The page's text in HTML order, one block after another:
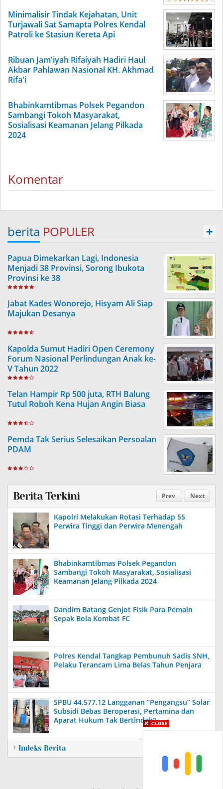
Minimalisir Tindak Kejahatan, Unit
Turjawali Sat Samapta Polres Kendal
Patroli ke Stasiun Kereta Api
Ribuan Jam'iyah Rifaiyah Hadiri Haul
Akbar Pahlawan Nasional KH. Akhmad
Rifa'i
Bhabinkamtibmas Polsek Pegandon
Sambangi Tokoh Masyarakat,
Sosialisasi Keamanan Jelang Pilkada
2024
Komentar
berita POPULER +
Papua Dimekarkan Lagi, Indonesia
Menjadi 38 Provinsi, Sorong Ibukota
Provinsi ke 38
Jabat Kades Wonorejo, Hisyam Ali Siap
Majukan Desanya
Kapolda Sumut Hadiri Open Ceremony
Forum Nasional Perlindungan Anak ke-
V Tahun 2022
Telan Hampir Rp 500 juta, RTH Balung
Tutul Roboh Kena Hujan Angin Biasa
Pemda Tak Serius Selesaikan Persoalan
PDAM
Prev Next
Berita Terkini
Kapolri Melakukan Rotasi Terhadap 55
Perwira Tinggi dan Perwira Menengah
Bhabinkamtibmas Polsek Pegandon
Sambangi Tokoh Masyarakat, Sosialisasi
Keamanan Jelang Pilkada 2024
Dandim Batang Genjot Fisik Para Pemain
Sepak Bola Kombat FC
Polres Kendal Tangkap Pembunuh Sadis SNH,
Pelaku Terancam Lima Belas Tahun Penjara
SPBU 44.577.12 Langganan “Pengangsu” Solar
Subsidi Bebas Beroperasi, Pertamina dan
Aparat Hukum Tak Bertindak?
+ Indeks Berita